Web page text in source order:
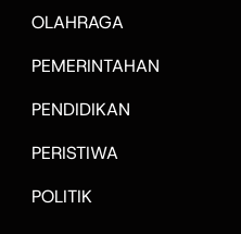
OLAHRAGA
PEMERINTAHAN
PENDIDIKAN
PERISTIWA
POLITIK